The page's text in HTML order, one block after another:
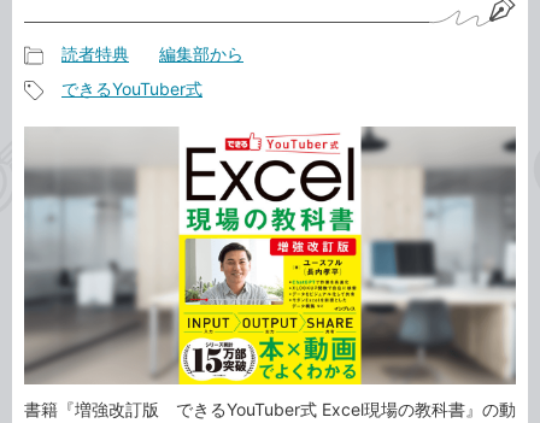
事
カ
テ
ゴ
リ
読者特典 編集部から
タ
グ
できるYouTuber式
書籍『増強改訂版 できるYouTuber式 Excel現場の教科書』の動